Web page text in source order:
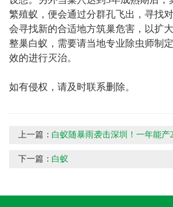
繁殖蚁，便会通过分群孔飞出，寻找
会寻找新的合适地方筑巢危害，以扩
整巢白蚁，需要请当地专业除虫师制
效的进行灭治。
如有侵权，请及时联系删除。
上一篇： 白蚁随暴雨袭击深圳！一年能产
下一篇： 白蚁